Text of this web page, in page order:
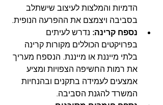
הדמיות והמלצות לעיצוב שישתלב
בסביבה ויצמצם את ההפרעה הנופית.
נספח קרינה: נדרש לעיתים
בפרויקטים הכוללים מקורות קרינה
בלתי מייננת או מייננת. הנספח מעריך
את רמות החשיפה הצפויות ומציע
אמצעים לעמידה בתקנים ובהנחיות
המשרד להגנת הסביבה.